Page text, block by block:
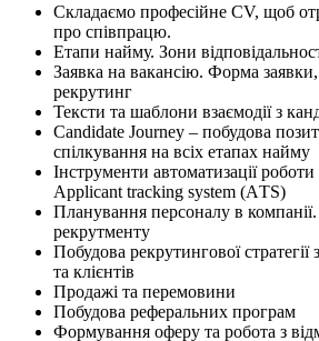
Складаємо професійне CV, щоб
про співпрацю.
Етапи найму. Зони
Заявка на вакансію. Форма
рекрутинг
Тексти та шаблони взаємодії з
Candidate Journey – побудова
спілкування на всіх етапах найму
Інструменти автоматизації
Applicant tracking system (АTS)
Планування персоналу в
рекрутменту
Побудова рекрутингової стратегії
та клієнтів
Продажі та перемовини
Побудова реферальних програм
Формування оферу та робота з